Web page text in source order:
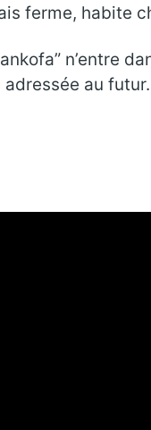
ferme, habite
n’entre
au